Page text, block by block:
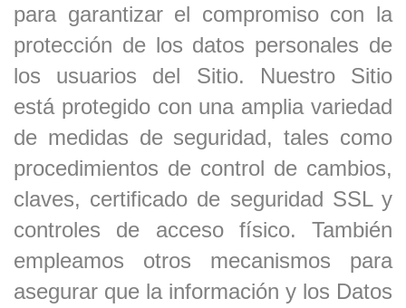
para garantizar el compromiso con la
protección de los datos personales de
los usuarios del Sitio. Nuestro Sitio
está protegido con una amplia variedad
de medidas de seguridad, tales como
procedimientos de control de cambios,
claves, certificado de seguridad SSL y
controles de acceso físico. También
empleamos otros mecanismos para
asegurar que la información y los Datos